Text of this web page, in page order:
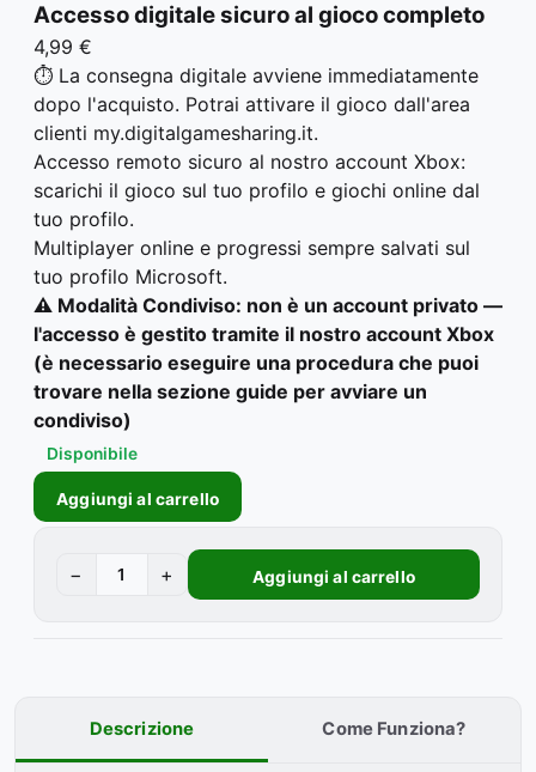
Accesso digitale sicuro al gioco completo
4,99 €
⏱️ La consegna digitale avviene immediatamente
dopo l'acquisto. Potrai attivare il gioco dall'area
clienti my.digitalgamesharing.it.
Accesso remoto sicuro al nostro account Xbox:
scarichi il gioco sul tuo profilo e giochi online dal
tuo profilo.
Multiplayer online e progressi sempre salvati sul
tuo profilo Microsoft.
⚠️ Modalità Condiviso: non è un account privato —
l'accesso è gestito tramite il nostro account Xbox
(è necessario eseguire una procedura che puoi
trovare nella sezione guide per avviare un
condiviso)
Disponibile
Aggiungi al carrello
− + Aggiungi al carrello
Descrizione Come Funziona?